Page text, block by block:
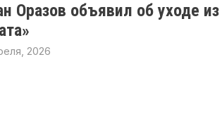
Оразов объявил об уходе из
2026